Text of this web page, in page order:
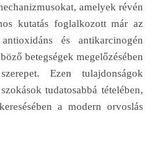
amelyek révén
kutatás foglalkozott már az
és antikarcinogén
betegségek megelőzésében
Ezen tulajdonságok
tudatosabbá tételében,
a modern orvoslás